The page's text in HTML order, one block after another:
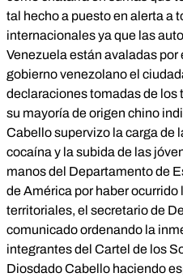
tal hecho a puesto en alerta a
internacionales ya que las
Venezuela están avaladas por
gobierno venezolano el
declaraciones tomadas de los
su mayoría de origen chino
Cabello supervizo la carga de
cocaína y la subida de las
manos del Departamento de
de América por haber
territoriales, el secretario de
comunicado ordenando la
integrantes del Cartel de los
Diosdado Cabello haciendo